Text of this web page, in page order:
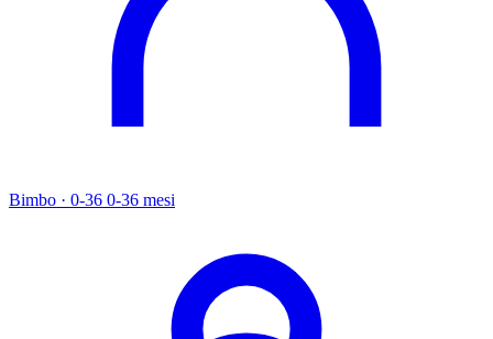
Bimbo · 0-36 0-36 mesi